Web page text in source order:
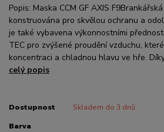
Popis: Maska CCM GF AXIS
konstruována pro skvělou ochranu a
je také vybavena výkonnostními
TEC pro zvýšené proudění vzduchu,
koncentraci a chladnou hlavu ve hře.
celý popis
Dostupnost Skladem do 3 dnů
Barva